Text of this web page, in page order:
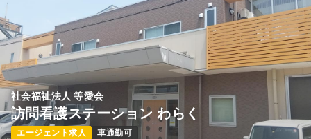
社会福祉法人 等愛会
訪問看護ステーション わらく
エージェント求人 車通勤可